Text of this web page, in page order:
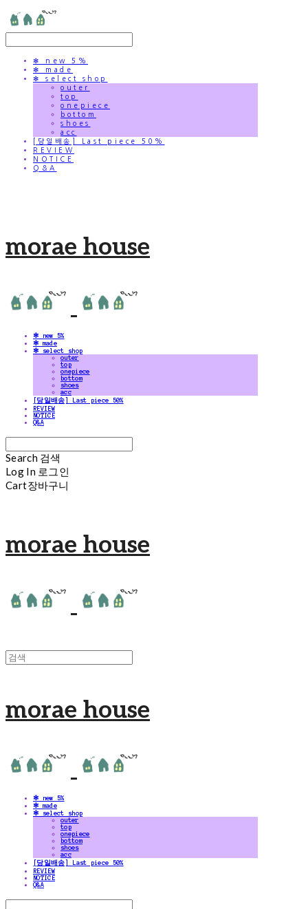
✻ new 5%
✻ made
✻ select shop
outer
top
onepiece
bottom
shoes
acc
[당일배송] Last piece 50%
REVIEW
NOTICE
Q&A
morae house
✻ new 5%
✻ made
✻ select shop
outer
top
onepiece
bottom
shoes
acc
[당일배송] Last piece 50%
REVIEW
NOTICE
Q&A
Search 검색
Log In 로그인
Cart장바구니
morae house
morae house
✻ new 5%
✻ made
✻ select shop
outer
top
onepiece
bottom
shoes
acc
[당일배송] Last piece 50%
REVIEW
NOTICE
Q&A